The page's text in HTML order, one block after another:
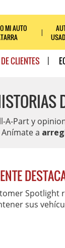
MI AUTO
CLIENTES
A-Part y
Anímate a
Spotlight
sus